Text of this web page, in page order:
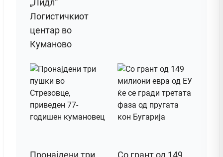
„Лидл“
Логистичкиот
центар во
Куманово
Пронајдени три
Со грант од 149